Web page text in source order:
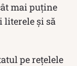
mai puține
literele și să
pe rețelele